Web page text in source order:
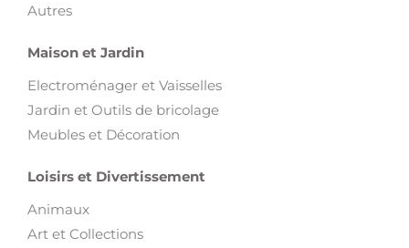
Autres
Maison et Jardin
Electroménager et Vaisselles
Jardin et Outils de bricolage
Meubles et Décoration
Loisirs et Divertissement
Animaux
Art et Collections